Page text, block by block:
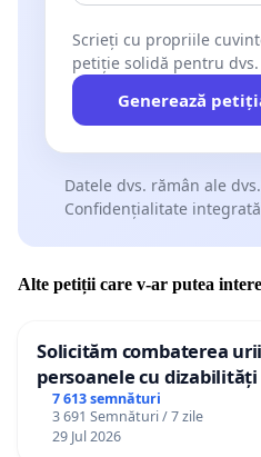
Scrieți cu propriile
petiție solidă pentru dvs.
Generează
Datele dvs. rămân ale dvs.
Confidențialitate
Alte petiții care v-ar putea
Solicităm combaterea
persoanele cu dizabilități
7 613 semnături
3 691 Semnături / 7 zile
29 Jul 2026